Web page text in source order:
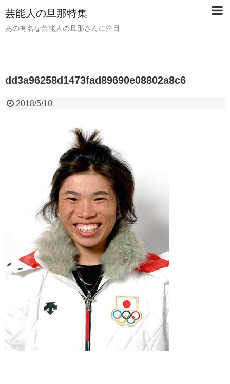
芸能人の旦那特集
あの有名な芸能人の旦那さんに注目
dd3a96258d1473fad89690e08802a8c6
2018/5/10